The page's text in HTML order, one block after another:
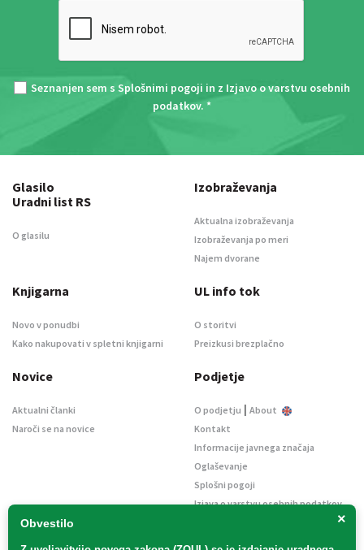
Seznanjen sem s Splošnimi pogoji in z Izjavo o varstvu osebnih
podatkov. *
×
Obvestilo
Glasilo
Uradni list RS
O glasilu
Izobraževanja
Aktualna izobraževanja
Izobraževanja po meri
Najem dvorane
Knjigarna
Novo v ponudbi
Kako nakupovati v spletni knjigarni
UL info tok
O storitvi
Preizkusi brezplačno
Novice
Aktualni članki
Naroči se na novice
Podjetje
O podjetju | About
Kontakt
Informacije javnega značaja
Oglaševanje
Splošni pogoji
Izjava o varstvu osebnih podatkov